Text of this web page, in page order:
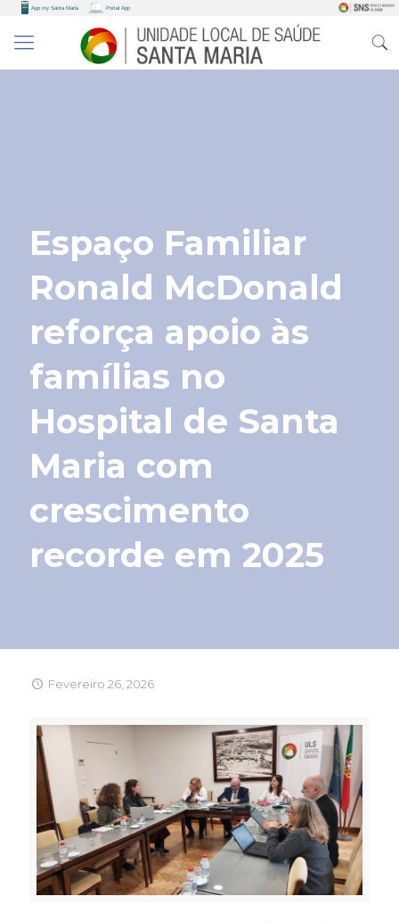
Espaço Familiar
Ronald McDonald
reforça apoio às
famílias no
Hospital de Santa
Maria com
crescimento
recorde em 2025
Fevereiro 26, 2026